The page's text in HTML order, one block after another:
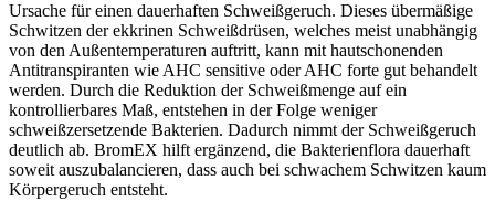
Ursache für einen dauerhaften Schweißgeruch. Dieses übermäßige
Schwitzen der ekkrinen Schweißdrüsen, welches meist unabhängig
von den Außentemperaturen auftritt, kann mit hautschonenden
Antitranspiranten wie AHC sensitive oder AHC forte gut behandelt
werden. Durch die Reduktion der Schweißmenge auf ein
kontrollierbares Maß, entstehen in der Folge weniger
schweißzersetzende Bakterien. Dadurch nimmt der Schweißgeruch
deutlich ab. BromEX hilft ergänzend, die Bakterienflora dauerhaft
soweit auszubalancieren, dass auch bei schwachem Schwitzen kaum
Körpergeruch entsteht.